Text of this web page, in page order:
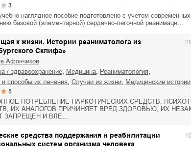
3
наглядное пособие подготовлено с учетом
базовой (элементарной) сердечно-легочной реанимаци…
к жизни. Истории реаниматолога из
Склифа»
Афончиков
/ здравоохранение
медицина реаниматология
и способы их лечения случаи из жизни медицинские истории
5
ПОТРЕБЛЕНИЕ НАРКОТИЧЕСКИХ СРЕДСТВ,
ИХ АНАЛОГОВ ПРИЧИНЯЕТ ВРЕД ЗДОРОВЬЮ, ИХ
ЗАПРЕЩЕН И ВЛЕ…
средства поддержания и реабилитации
систем организма человека